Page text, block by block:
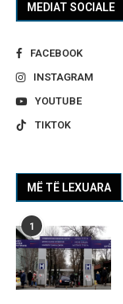
MEDIAT SOCIALE
FACEBOOK
INSTAGRAM
YOUTUBE
TIKTOK
MË TË LEXUARA
1